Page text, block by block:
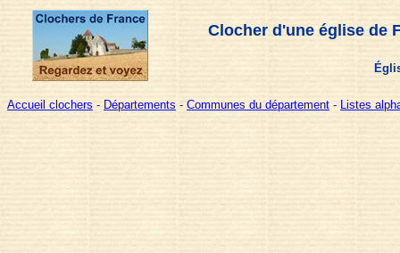
Clocher d'une église de
Accueil clochers - Départements - Communes du département - Listes